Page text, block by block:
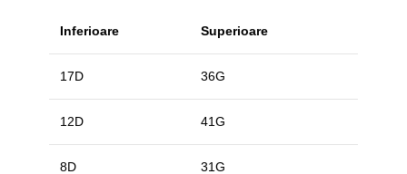
Inferioare Superioare
17D 36G
12D 41G
8D 31G